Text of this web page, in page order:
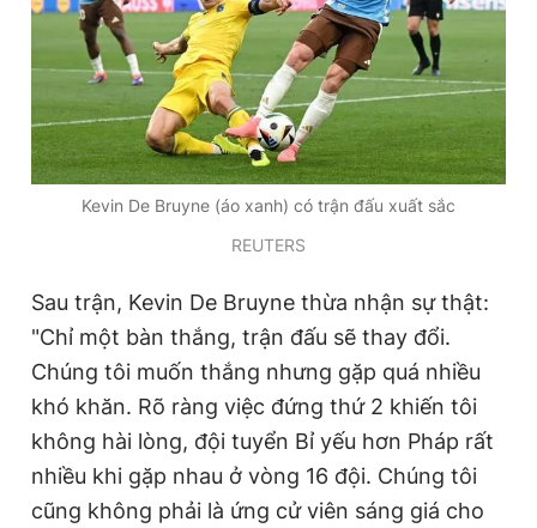
Kevin De Bruyne (áo xanh) có trận đấu xuất sắc
REUTERS
Sau trận, Kevin De Bruyne thừa nhận sự thật:
"Chỉ một bàn thắng, trận đấu sẽ thay đổi.
Chúng tôi muốn thắng nhưng gặp quá nhiều
khó khăn. Rõ ràng việc đứng thứ 2 khiến tôi
không hài lòng, đội tuyển Bỉ yếu hơn Pháp rất
nhiều khi gặp nhau ở vòng 16 đội. Chúng tôi
cũng không phải là ứng cử viên sáng giá cho